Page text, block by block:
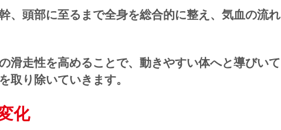
、頭部に至るまで全身を総合的に整え、気血の流れ
滑走性を高めることで、動きやすい体へと導びいて
取り除いていきます。
化